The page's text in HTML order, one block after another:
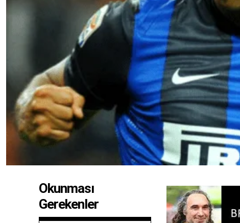
Okunması
Gerekenler